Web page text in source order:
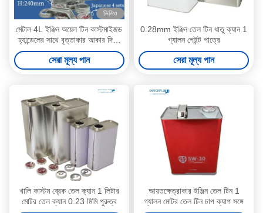
ভিডিও
মেটাল 4L ইঞ্জিন অয়েল টিন কাস্টমাইজড
হ্যান্ডেলের সাথে বৃত্তাকার আকার দিতে
পারে
সেরা মূল্য পান
0.28mm ইঞ্জিন তেল টিন ধাতু ক্যান 1
গ্যালন পেইন্ট পাত্রে
সেরা মূল্য পান
খালি কাস্টম ব্রেক তেল ক্যান 1 লিটার
মোটর তেল ক্যান 0.23 মিমি পুরুত্ব
আয়তক্ষেত্রাকার ইঞ্জিন তেল টিন 1
গ্যালন মোটর তেল টিন চাপ ক্যাপ সঙ্গে